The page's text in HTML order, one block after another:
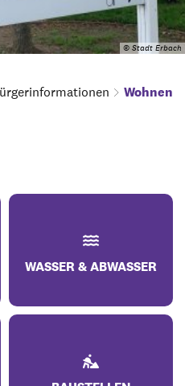
© Stadt Erbach
Wohnen
WASSER & ABWASSER